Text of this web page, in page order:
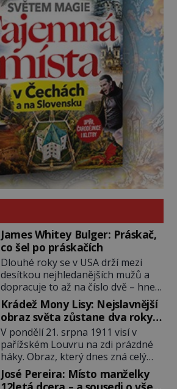
James Whitey Bulger: Práskač,
co šel po práskačích
Dlouhé roky se v USA drží mezi
desítkou nejhledanějších mužů a
dopracuje to až na číslo dvě – hned
po Usámovi bin Ládinovi (1957–
2011). To je James „Whitey“ Bulger
(1929–2018) viněný ze spoluúčasti
na 19 vraždách, vydírání a lichvy. A
samozřejmě, krom toho je ještě
drogový dealer, který neváhá
odstranit z cesty všechny práskače,
zatímco […]
Krádež Mony Lisy: Nejslavnější
obraz světa zůstane dva roky
nezvěstný
V pondělí 21. srpna 1911 visí v
pařížském Louvru na zdi prázdné
háky. Obraz, který dnes zná celý
svět, je pryč. Zpočátku si nikdo
nemyslí, že jde o krádež.
José Pereira: Místo manželky